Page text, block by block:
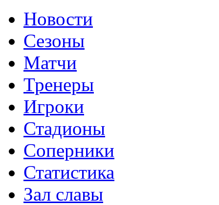
Новости
Сезоны
Матчи
Тренеры
Игроки
Стадионы
Соперники
Статистика
Зал славы